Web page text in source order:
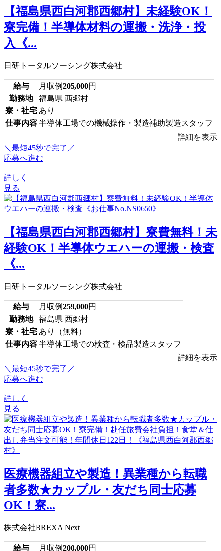
【福島県西白河郡西郷村】未経験OK！
寮完備！半導体材料の運搬・洗浄・投
入《...
日研トータルソーシング株式会社
給与 月収例205,000円
勤務地
福島県 西郷村
寮・社宅 あり
仕事内容 半導体工場での機械操作・製造補助製造スタッフ
詳細を表示
＼最短45秒で完了／
応募へ進む
詳しく
見る
【福島県西白河郡西郷村】寮費無料！未
経験OK！半導体ウエハーの運搬・検査
《...
日研トータルソーシング株式会社
給与 月収例259,000円
勤務地
福島県 西郷村
寮・社宅 あり（無料）
仕事内容 半導体工場での検査・検品製造スタッフ
詳細を表示
＼最短45秒で完了／
応募へ進む
詳しく
見る
医療機器組立や製造！異業種から転職
者多数★カップル・友だち同士応募
OK！寮...
株式会社BREXA Next
給与 月収例200,000円